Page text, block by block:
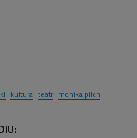
kultura teatr monika pilch